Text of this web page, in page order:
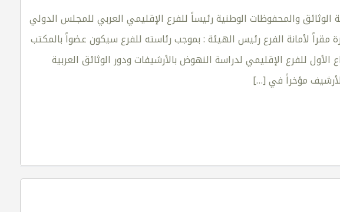
والمحفوظات الوطنية رئيساً للفرع الإقليمي العربي للمجلس الدولي
مقراً لأمانة الفرع رئيس الهيئة : بموجب رئاسته للفرع سيكون عضواً بالمكتب
للفرع الإقليمي لدراسة النهوض بالأرشيفات ودور الوثائق العربية
مؤخراً في[…]